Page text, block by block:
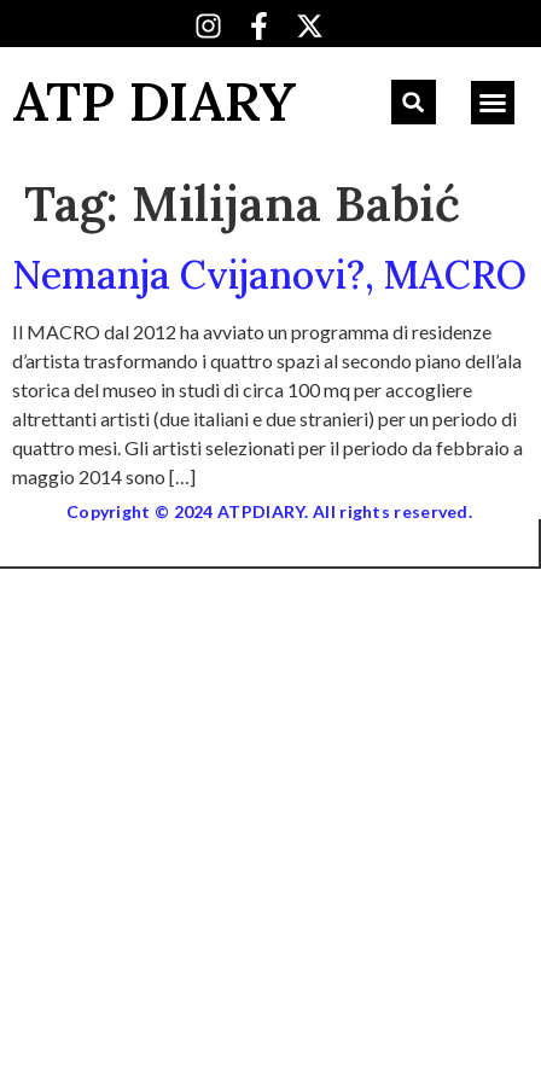
ATP DIARY
Tag: Milijana Babić
Nemanja Cvijanovi?, MACRO
Il MACRO dal 2012 ha avviato un programma di residenze
d’artista trasformando i quattro spazi al secondo piano dell’ala
storica del museo in studi di circa 100 mq per accogliere
altrettanti artisti (due italiani e due stranieri) per un periodo di
quattro mesi. Gli artisti selezionati per il periodo da febbraio a
maggio 2014 sono […]
Copyright © 2024 ATPDIARY. All rights reserved.